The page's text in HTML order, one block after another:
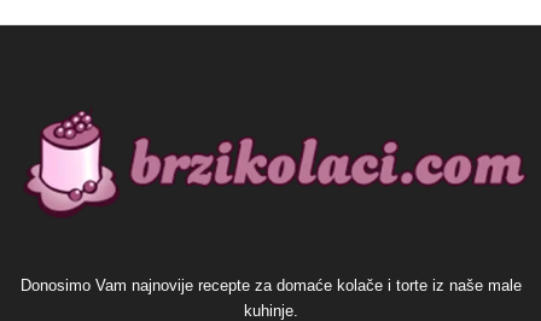
Donosimo Vam najnovije recepte za domaće kolače i torte iz naše male
kuhinje.